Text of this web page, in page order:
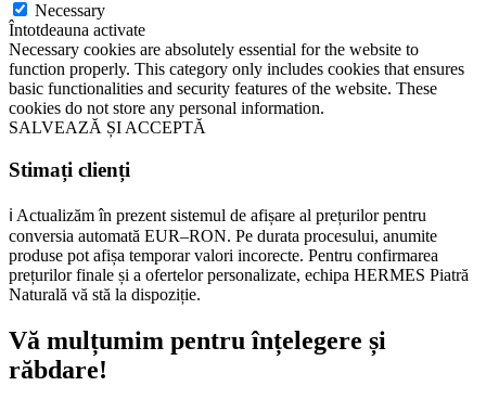
Necessary
Întotdeauna activate
Necessary cookies are absolutely essential for the website to
function properly. This category only includes cookies that ensures
basic functionalities and security features of the website. These
cookies do not store any personal information.
SALVEAZĂ ȘI ACCEPTĂ
Stimați clienți
ℹ️ Actualizăm în prezent sistemul de afișare al prețurilor pentru
conversia automată EUR–RON. Pe durata procesului, anumite
produse pot afișa temporar valori incorecte. Pentru confirmarea
prețurilor finale și a ofertelor personalizate, echipa HERMES Piatră
Naturală vă stă la dispoziție.
Vă mulțumim pentru înțelegere și
răbdare!